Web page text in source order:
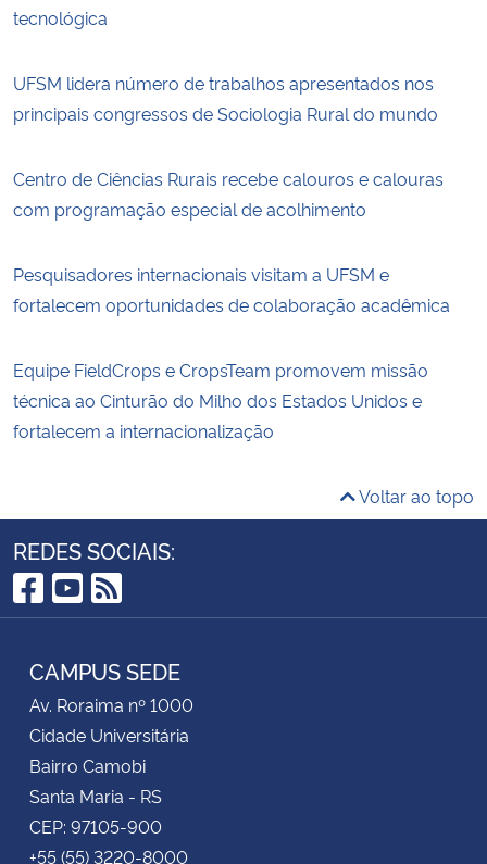
tecnológica
UFSM lidera número de trabalhos apresentados nos
principais congressos de Sociologia Rural do mundo
Centro de Ciências Rurais recebe calouros e calouras
com programação especial de acolhimento
Pesquisadores internacionais visitam a UFSM e
fortalecem oportunidades de colaboração acadêmica
Equipe FieldCrops e CropsTeam promovem missão
técnica ao Cinturão do Milho dos Estados Unidos e
fortalecem a internacionalização
Voltar ao topo
REDES SOCIAIS:
Facebook
YouTube
RSS
CAMPUS SEDE
Av. Roraima nº 1000
Cidade Universitária
Bairro Camobi
Santa Maria - RS
CEP: 97105-900
+55 (55) 3220-8000